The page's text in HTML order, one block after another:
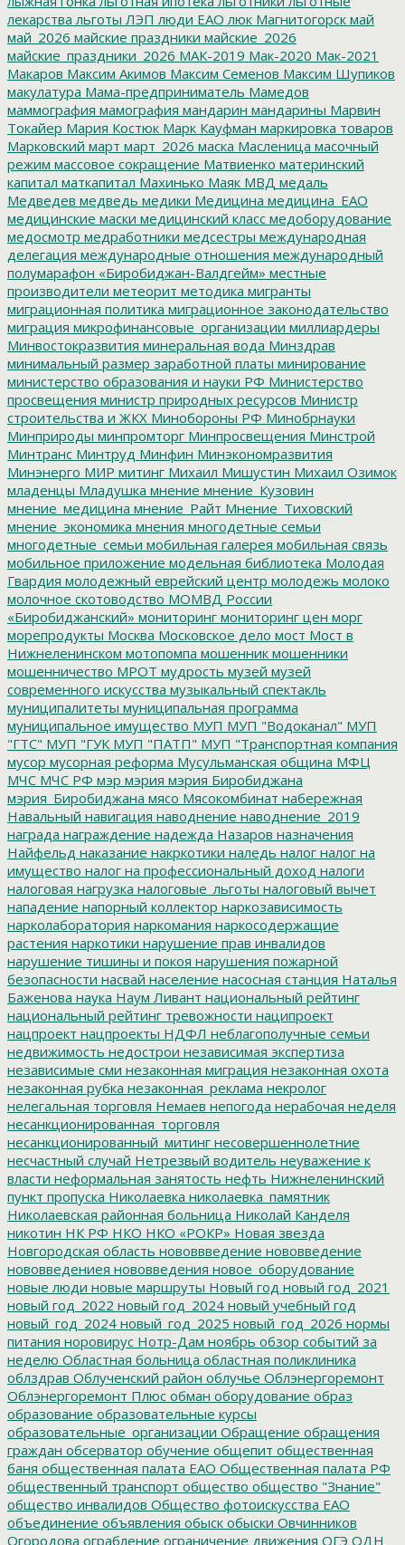
лекарства льготы ЛЭП люди ЕАО люк Магнитогорск май
май_2026 майские праздники майские_2026
майские_праздники_2026 МАК-2019 Мак-2020 Мак-2021
Макаров Максим Акимов Максим Семенов Максим Шупиков
макулатура Мама-предприниматель Мамедов
маммография мамография мандарин мандарины Марвин
Токайер Мария Костюк Марк Кауфман маркировка товаров
Марковский март март_2026 маска Масленица масочный
режим массовое сокращение Матвиенко материнский
капитал маткапитал Махинько Маяк МВД медаль
Медведев медведь медики Медицина медицина_ЕАО
медицинские маски медицинский класс медоборудование
медосмотр медработники медсестры международная
делегация международные отношения международный
полумарафон «Биробиджан-Валдгейм» местные
производители метеорит методика мигранты
миграционная политика миграционное законодательство
миграция микрофинансовые_организации миллиардеры
Минвостокразвития минеральная вода Минздрав
минимальный размер заработной платы минирование
министерство образования и науки РФ Министерство
просвещения министр природных ресурсов Министр
строительства и ЖКХ Минобороны РФ Минобрнауки
Минприроды минпромторг Минпросвещения Минстрой
Минтранс Минтруд Минфин Минэкономразвития
Минэнерго МИР митинг Михаил Мишустин Михаил Озимок
младенцы Младушка мнение мнение_Кузовин
мнение_медицина мнение_Райт Мнение_Тиховский
мнение_экономика мнения многодетные семьи
многодетные_семьи мобильная галерея мобильная связь
мобильное приложение модельная библиотека Молодая
Гвардия молодежный еврейский центр молодежь молоко
молочное скотоводство МОМВД России
«Биробиджанский» мониторинг мониторинг цен морг
морепродукты Москва Московское дело мост Мост в
Нижнеленинском мотопомпа мошенник мошенники
мошенничество МРОТ мудрость музей музей
современного искусства музыкальный спектакль
муниципалитеты муниципальная программа
муниципальное имущество МУП МУП "Водоканал" МУП
"ГТС" МУП "ГУК МУП "ПАТП" МУП "Транспортная компания
мусор мусорная реформа Мусульманская община МФЦ
МЧС МЧС РФ мэр мэрия мэрия Биробиджана
мэрия_Биробиджана мясо Мясокомбинат набережная
Навальный навигация наводнение наводнение_2019
награда награждение надежда Назаров назначения
Найфельд наказание накркотики наледь налог налог на
имущество налог на профессиональный доход налоги
налоговая нагрузка налоговые_льготы налоговый вычет
нападение напорный коллектор наркозависимость
нарколаборатория наркомания наркосодержащие
растения наркотики нарушение прав инвалидов
нарушение тишины и покоя нарушения пожарной
безопасности насвай население насосная станция Наталья
Баженова наука Наум Ливант национальный рейтинг
национальный рейтинг тревожности наципроект
нацпроект нацпроекты НДФЛ неблагополучные семьи
недвижимость недострои независимая экспертиза
независимые сми незаконная миграция незаконная охота
незаконная рубка незаконная_реклама некролог
нелегальная торговля Немаев непогода нерабочая неделя
несанкционированная_торговля
несанкционированный_митинг несовершеннолетние
несчастный случай Нетрезвый водитель неуважение к
власти неформальная занятость нефть Нижнеленинский
пункт пропуска Николаевка николаевка_памятник
Николаевская районная больница Николай Канделя
никотин НК РФ НКО НКО «РОКР» Новая звезда
Новгородская область нововвведение нововведение
нововведениея нововведения новое_оборудование
новые люди новые маршруты Новый год новый год_2021
новый год_2022 новый год_2024 новый учебный год
новый_год_2024 новый_год_2025 новый_год_2026 нормы
питания норовирус Нотр-Дам ноябрь обзор событий за
неделю Областная больница областная поликлиника
облздрав Облученский район облучье Облэнергоремонт
Облэнергоремонт Плюс обман оборудование образ
образование образовательные курсы
образовательные_организации Обращение обращения
граждан обсерватор обучение общепит общественная
баня общественная палата ЕАО Общественная палата РФ
общественный транспорт общество общество "Знание"
общество инвалидов Общество фотоискусства ЕАО
объединение объявления обыск обыски Овчинников
Огородова ограбление ограничение движения ОГЭ ОДН